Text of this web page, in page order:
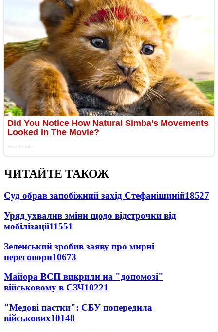
ЧИТАЙТЕ ТАКОЖ
Суд обрав запобіжний захід Стефанішиній18527
Уряд ухвалив зміни щодо відстрочки від
мобілізації11551
Зеленський зробив заяву про мирні
переговори10673
Майора ВСП викрили на "допомозі"
військовому в СЗЧ10221
"Медові пастки": СБУ попередила
військових10148